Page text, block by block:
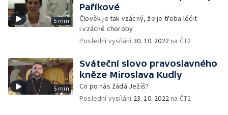
5 min
Paříkové
Člověk je tak vzácný, že je třeba léčit
i vzácné choroby
Poslední vysílání30. 10. 2022na ČT2
5 min
Sváteční slovo pravoslavného
kněze Miroslava Kudly
Co po nás žádá Ježíš?
Poslední vysílání 23. 10. 2022na ČT2